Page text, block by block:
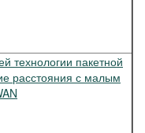
технологии пакетной
расстояния с малым